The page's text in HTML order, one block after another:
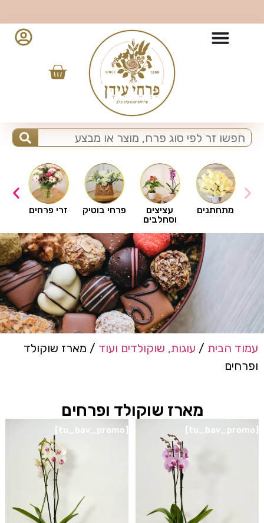
זרי פרחים פרחי בוטיק
עציצים
וסחלבים
מתחתנים
עמוד הבית / עוגות, שוקולדים ועוד / מארז שוקולד
ופרחים
מארז שוקולד ופרחים
[tu_bav_promo]
[tu_bav_promo]